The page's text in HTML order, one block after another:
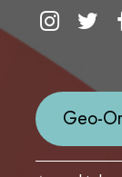
Geo-